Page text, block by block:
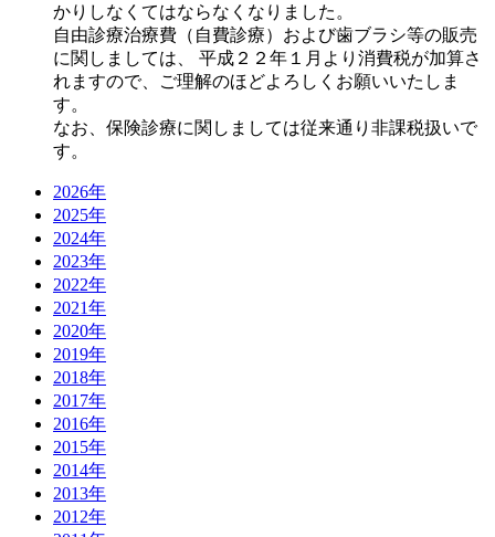
かりしなくてはならなくなりました。
自由診療治療費（自費診療）および歯ブラシ等の販売
に関しましては、 平成２２年１月より消費税が加算さ
れますので、ご理解のほどよろしくお願いいたしま
す。
なお、保険診療に関しましては従来通り非課税扱いで
す。
2026年
2025年
2024年
2023年
2022年
2021年
2020年
2019年
2018年
2017年
2016年
2015年
2014年
2013年
2012年